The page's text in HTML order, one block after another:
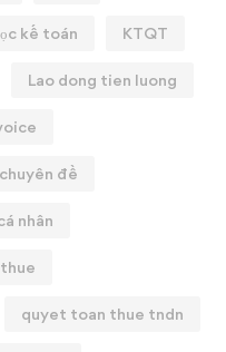
kế toán KTQT
Lao dong tien luong
đề
nhân
quyet toan thue tndn